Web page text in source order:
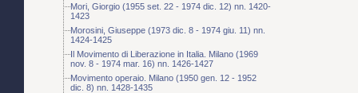
Mori, Giorgio (1955 set. 22 - 1974 dic. 12) nn. 1420-
1423
Morosini, Giuseppe (1973 dic. 8 - 1974 giu. 11) nn.
1424-1425
Il Movimento di Liberazione in Italia. Milano (1969
nov. 8 - 1974 mar. 16) nn. 1426-1427
Movimento operaio. Milano (1950 gen. 12 - 1952
dic. 8) nn. 1428-1435